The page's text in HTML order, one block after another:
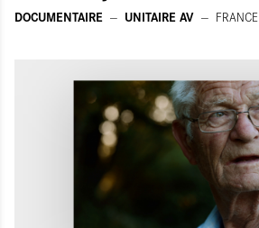
DOCUMENTAIRE UNITAIRE AV FRANCE